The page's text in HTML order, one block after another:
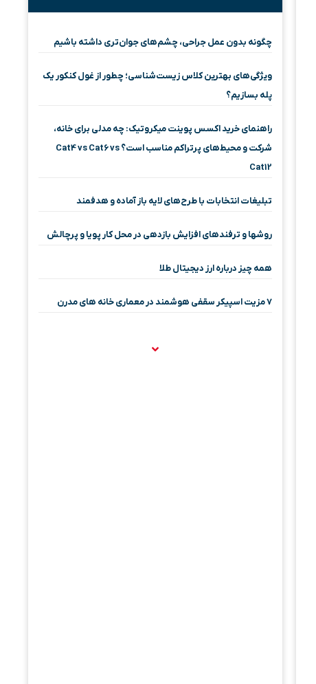
چگونه بدون عمل جراحی، چشم‌های جوان‌تری داشته باشیم
ویژگی‌های بهترین کلاس زیست‌شناسی؛ چطور از غول کنکور یک
پله بسازیم؟
راهنمای خرید اکسس پوینت میکروتیک: چه مدلی برای خانه،
شرکت و محیط‌های پرتراکم مناسب است؟ Cat4 vs Cat6 vs
Cat12
تبلیغات انتخابات با طرح‌های لایه باز آماده و هدفمند
روشها و ترفندهای افزایش بازدهی در محل کار پویا و پرچالش
همه چیز درباره ارز دیجیتال طلا
۷ مزیت اسپیکر سقفی هوشمند در معماری خانه‌ های مدرن